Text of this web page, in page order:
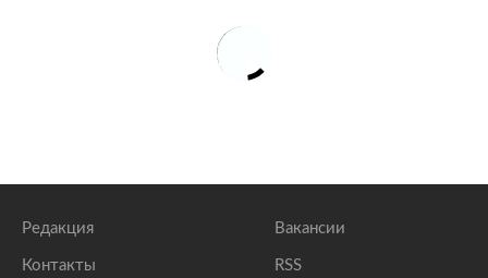
Редакция
Контакты
Вакансии
RSS